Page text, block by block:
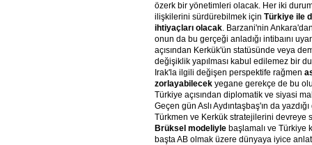
özerk bir yönetimleri olacak. Her iki
ilişkilerini sürdürebilmek için Türkiye ile
ihtiyaçları olacak. Barzani'nin
onun da bu gerçeği anladığı intibaını
açısından Kerkük'ün statüsünde veya
değişiklik yapılması kabul edilemez bir
Irak'la ilgili değişen perspektife rağmen
zorlayabilecek yegane gerekçe de bu
Türkiye açısından diplomatik ve siyasi
Geçen gün Aslı Aydıntaşbaş'ın da
Türkmen ve Kerkük stratejilerini devreye
Brüksel modeliyle başlamalı ve Türkiye
başta AB olmak üzere dünyaya iyice